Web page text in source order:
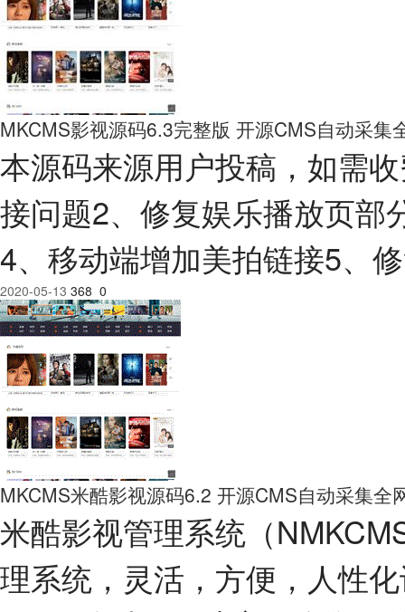
MKCMS影视源码6.3完整版 开源CMS自动采集
本源码来源用户投稿，如需
接问题2、修复娱乐播放页部
4、移动端增加美拍链接5、
2020-05-13 368 0
MKCMS米酷影视源码6.2 开源CMS自动采集全
米酷影视管理系统（
理系统，灵活，方便，人性